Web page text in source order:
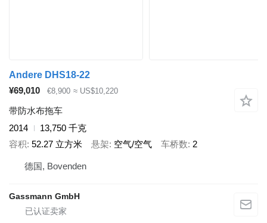
Andere DHS18-22
¥69,010
€8,900 ≈ US$10,220
带防水布拖车
2014
13,750 千克
容积 52.27 立方米 悬架 空气/空气 车桥数 2
德国, Bovenden
Gassmann GmbH